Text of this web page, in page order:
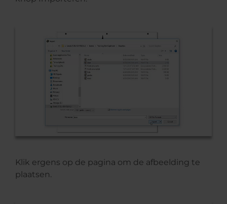
Klik ergens op de pagina om de afbeelding te
plaatsen.